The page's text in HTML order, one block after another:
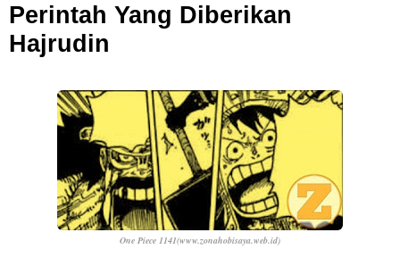
Perintah Yang Diberikan
Hajrudin
One Piece 1141(www.zonahobisaya.web.id)